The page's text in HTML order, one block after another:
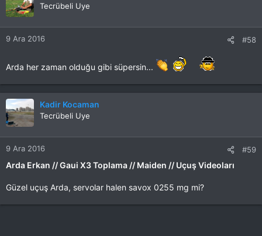
Tecrübeli Uye
9 Ara 2016 #58
Arda her zaman olduğu gibi süpersin...
Kadir Kocaman
Tecrübeli Uye
9 Ara 2016 #59
Arda Erkan // Gaui X3 Toplama // Maiden // Uçuş Videoları
Güzel uçuş Arda, servolar halen savox 0255 mg mi?